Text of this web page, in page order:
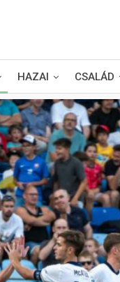
HAZAI CSALÁD